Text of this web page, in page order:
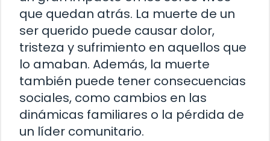
que quedan atrás. La muerte de un
ser querido puede causar dolor,
tristeza y sufrimiento en aquellos que
lo amaban. Además, la muerte
también puede tener consecuencias
sociales, como cambios en las
dinámicas familiares o la pérdida de
un líder comunitario.